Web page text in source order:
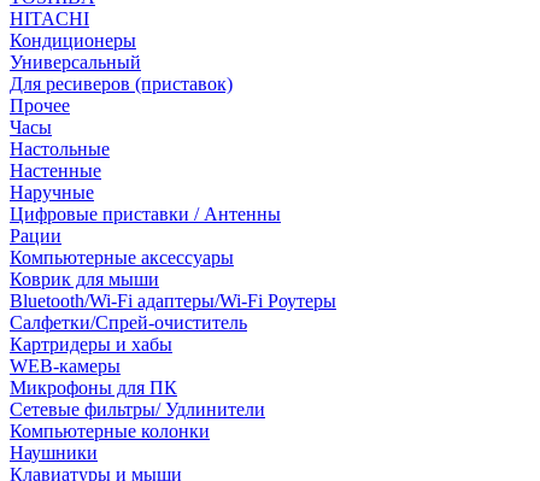
HITACHI
Кондиционеры
Универсальный
Для ресиверов (приставок)
Прочее
Часы
Настольные
Настенные
Наручные
Цифровые приставки / Антенны
Рации
Компьютерные аксессуары
Коврик для мыши
Bluetooth/Wi-Fi адаптеры/Wi-Fi Роутеры
Салфетки/Спрей-очиститель
Картридеры и хабы
WEB-камеры
Микрофоны для ПК
Сетевые фильтры/ Удлинители
Компьютерные колонки
Наушники
Клавиатуры и мыши